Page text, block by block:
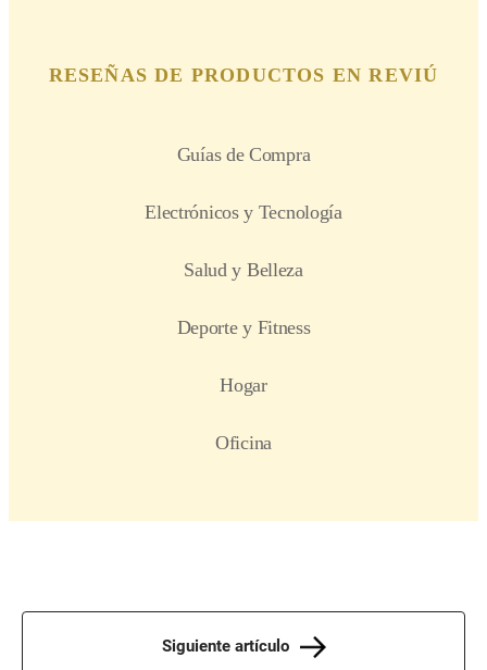
Siguiente artículo